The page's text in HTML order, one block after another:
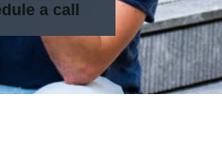
a call